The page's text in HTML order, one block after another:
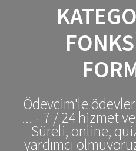
Ödevcim'le
... - 7 / 24 hizmet
Süreli, online,
yardımcı